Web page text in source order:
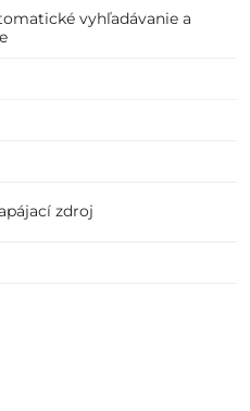
vyhľadávanie a
zdroj